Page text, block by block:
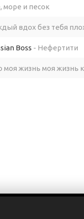
море и песок
вдох без тебя
Boss - Нефертити
моя жизнь моя жизнь